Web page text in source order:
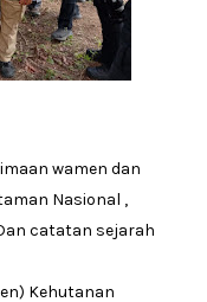
wamen dan
Nasional ,
catatan sejarah
Kehutanan